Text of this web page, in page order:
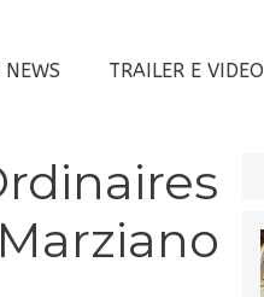
TRAILER E VIDEO